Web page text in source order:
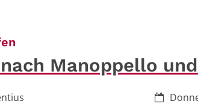
Manoppello
Datum: